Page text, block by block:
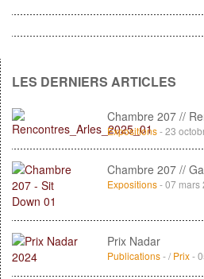
LES DERNIERS ARTICLES
Chambre 207 //
Expositions- 23
Chambre 207 //
Expositions- 07 mars
Prix Nadar
Publications- /Prix-